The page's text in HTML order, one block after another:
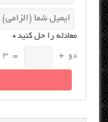
معادله را حل کنید*
دو +
=
3